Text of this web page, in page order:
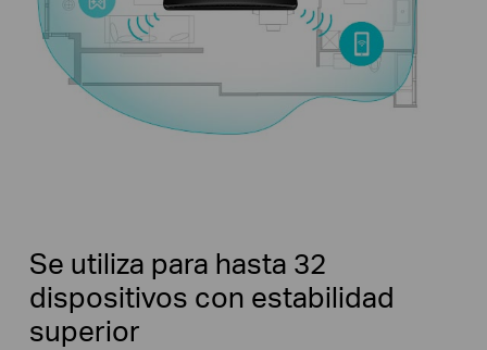
Se utiliza para hasta 32
dispositivos con estabilidad
superior